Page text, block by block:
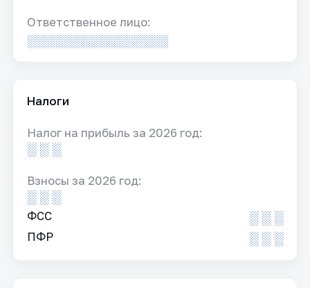
Ответственное лицо:
░░░░░░░░░░░░░░░░░
Налоги
Налог на прибыль за 2026 год:
░ ░ ░
Взносы за 2026 год:
░ ░ ░
ФСС ░ ░ ░
ПФР ░ ░ ░